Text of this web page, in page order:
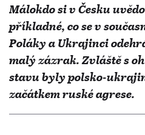
Málokdo si v Česku
příkladné, co se v
Poláky a Ukrajinci
malý zázrak. Zvláště s
stavu byly polsko-
začátkem ruské agrese.